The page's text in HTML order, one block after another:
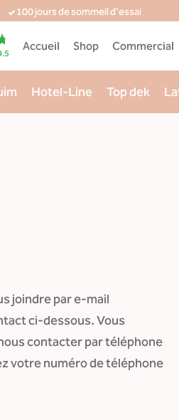
100 jours de sommeil d'essai
Accueil Shop Commercial
Hotel-Line Top dek
joindre par e-mail
ci-dessous. Vous
contacter par téléphone
votre numéro de téléphone